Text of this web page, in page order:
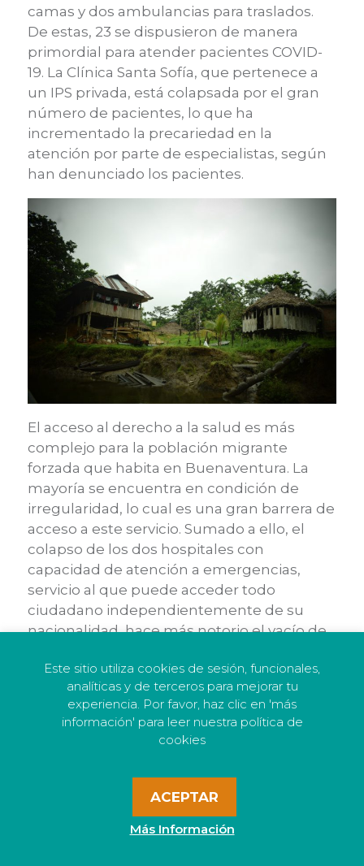
camas y dos ambulancias para traslados.
De estas, 23 se dispusieron de manera
primordial para atender pacientes COVID-
19. La Clínica Santa Sofía, que pertenece a
un IPS privada, está colapsada por el gran
número de pacientes, lo que ha
incrementado la precariedad en la
atención por parte de especialistas, según
han denunciado los pacientes.
El acceso al derecho a la salud es más
complejo para la población migrante
forzada que habita en Buenaventura. La
mayoría se encuentra en condición de
irregularidad, lo cual es una gran barrera de
acceso a este servicio. Sumado a ello, el
colapso de los dos hospitales con
capacidad de atención a emergencias,
servicio al que puede acceder todo
ciudadano independientemente de su
nacionalidad, hace más notorio el vacío de
identificado casos de familias en las que
alguno o alguna de sus
miembrostienenenfermedades crónicas,
que requieren tratamiento, pero ha sido
saturación del sistema.
También se ha reconocido que, usando la
Este sitio utiliza cookies de sesión, funcionales,
analíticas y de terceros para mejorar tu
experiencia. Por favor, haz clic en 'más
información' para leer nuestra política de
cookies
ACEPTAR
Más Información